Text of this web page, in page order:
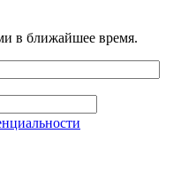
в ближайшее время.